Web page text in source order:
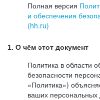
Полная версия
и обеспечения
(hh.ru)
1. О чём этот документ
Политика в области
безопасности
«Политика»)
ваших персональных